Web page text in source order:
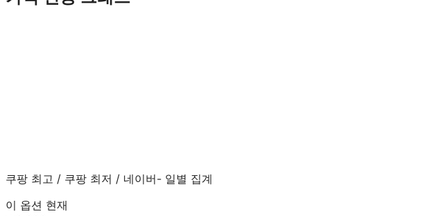
쿠팡 최고 / 쿠팡 최저 / 네이버- 일별 집계
이 옵션 현재